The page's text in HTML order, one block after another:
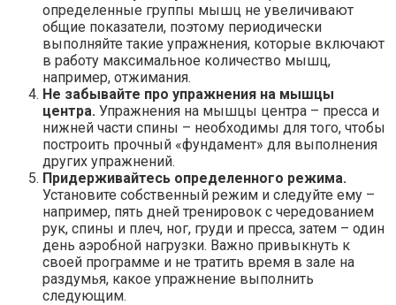
определенные группы мышц не увеличивают
общие показатели, поэтому периодически
выполняйте такие упражнения, которые включают
в работу максимальное количество мышц,
например, отжимания.
Не забывайте про упражнения на мышцы
центра. Упражнения на мышцы центра – пресса и
нижней части спины – необходимы для того, чтобы
построить прочный «фундамент» для выполнения
других упражнений.
Придерживайтесь определенного режима.
Установите собственный режим и следуйте ему –
например, пять дней тренировок с чередованием
рук, спины и плеч, ног, груди и пресса, затем – один
день аэробной нагрузки. Важно привыкнуть к
своей программе и не тратить время в зале на
раздумья, какое упражнение выполнить
следующим.